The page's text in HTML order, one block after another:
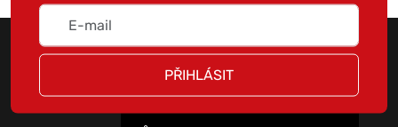
PŘIHLÁSIT